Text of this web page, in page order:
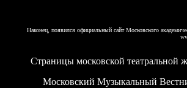
Наконец, появился официальный сайт Московского
Страницы московской театральной
Московский Музыкальный